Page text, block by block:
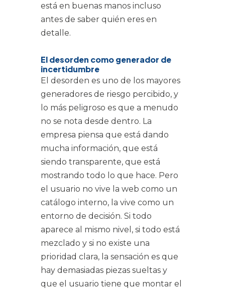
está en buenas manos incluso
antes de saber quién eres en
detalle.
El desorden como generador de
incertidumbre
El desorden es uno de los mayores
generadores de riesgo percibido, y
lo más peligroso es que a menudo
no se nota desde dentro. La
empresa piensa que está dando
mucha información, que está
siendo transparente, que está
mostrando todo lo que hace. Pero
el usuario no vive la web como un
catálogo interno, la vive como un
entorno de decisión. Si todo
aparece al mismo nivel, si todo está
mezclado y si no existe una
prioridad clara, la sensación es que
hay demasiadas piezas sueltas y
que el usuario tiene que montar el